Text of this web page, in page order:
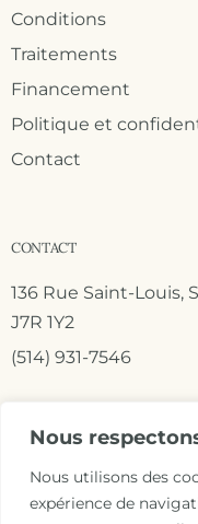
Nous
Nous utilisons des
expérience de
Conditions
Traitements
Financement
Politique et
Contact
CONTACT
136 Rue Saint-Louis,
J7R 1Y2
(514) 931-7546